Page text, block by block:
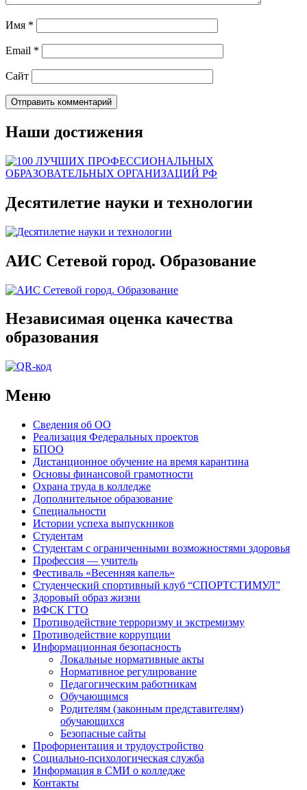
Имя *
Email *
Сайт
Наши достижения
Десятилетие науки и технологии
АИС Сетевой город. Образование
Независимая оценка качества
образования
Меню
Сведения об ОО
Реализация Федеральных проектов
БПОО
Дистанционное обучение на время карантина
Основы финансовой грамотности
Охрана труда в колледже
Дополнительное образование
Специальности
Истории успеха выпускников
Студентам
Студентам с ограниченными возможностями здоровья
Профессия — учитель
Фестиваль «Весенняя капель»
Студенческий спортивный клуб “СПОРТСТИМУЛ”
Здоровый образ жизни
ВФСК ГТО
Противодействие терроризму и экстремизму
Противодействие коррупции
Информационная безопасность
Локальные нормативные акты
Нормативное регулирование
Педагогическим работникам
Обучающимся
Родителям (законным представителям)
обучающихся
Безопасные сайты
Профориентация и трудоустройство
Социально-психологическая служба
Информация в СМИ о колледже
Контакты